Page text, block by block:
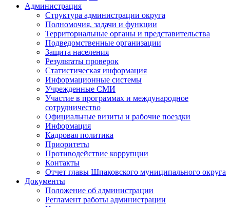
Администрация
Структура администрации округа
Полномочия, задачи и функции
Территориальные органы и представительства
Подведомственные организации
Защита населения
Результаты проверок
Статистическая информация
Информационные системы
Учрежденные СМИ
Участие в программах и международное
сотрудничество
Официальные визиты и рабочие поездки
Информация
Кадровая политика
Приоритеты
Противодействие коррупции
Контакты
Отчет главы Шпаковского муниципального округа
Документы
Положение об администрации
Регламент работы администрации